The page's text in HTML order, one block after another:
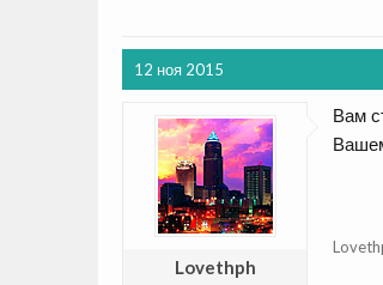
12 ноя 2015
Lovethph
Вам